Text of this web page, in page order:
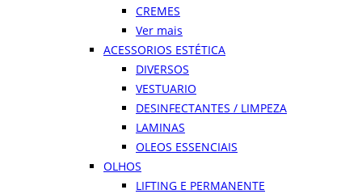
CREMES
Ver mais
ACESSORIOS ESTÉTICA
DIVERSOS
VESTUARIO
DESINFECTANTES / LIMPEZA
LAMINAS
OLEOS ESSENCIAIS
OLHOS
LIFTING E PERMANENTE